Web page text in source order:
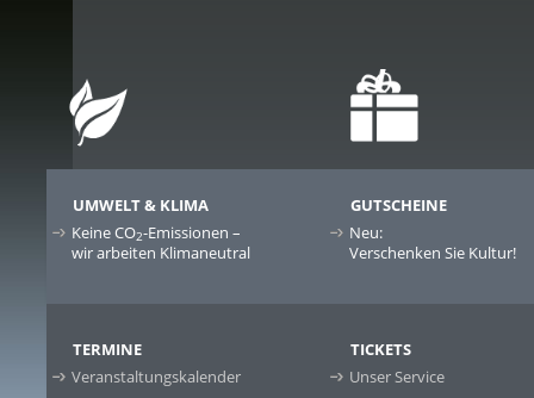
UMWELT & KLIMA
Keine CO2-Emissionen –
wir arbeiten Klimaneutral
GUTSCHEINE
Neu:
Verschenken Sie Kultur!
TERMINE
Veranstaltungskalender
TICKETS
Unser Service